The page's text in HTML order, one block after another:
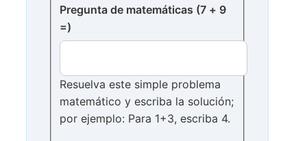
Pregunta de matemáticas (7 + 9
=)
Resuelva este simple problema
matemático y escriba la solución;
por ejemplo: Para 1+3, escriba 4.